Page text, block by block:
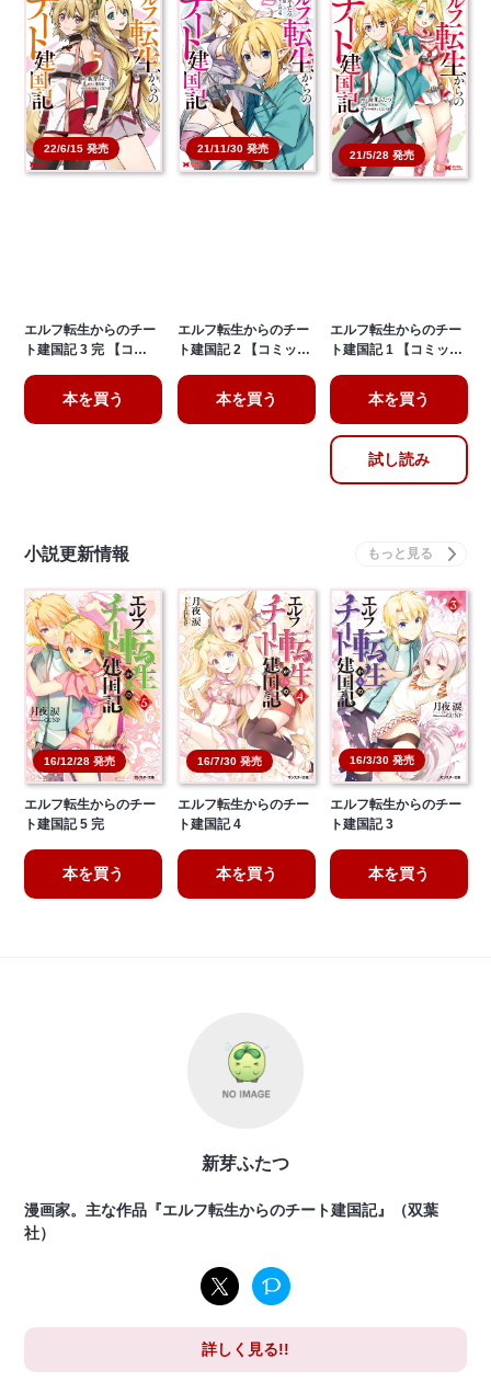
22/6/15 発売
エルフ転生からのチー
ト建国記 3 完 【コ…
本を買う
21/11/30 発売
エルフ転生からのチー
ト建国記 2 【コミッ…
本を買う
21/5/28 発売
エルフ転生からのチー
ト建国記 1 【コミッ…
本を買う
試し読み
小説更新情報
16/12/28 発売
エルフ転生からのチー
ト建国記 5 完
本を買う
16/7/30 発売
エルフ転生からのチー
ト建国記 4
本を買う
16/3/30 発売
エルフ転生からのチー
ト建国記 3
本を買う
新芽ふたつ
漫画家。主な作品『エルフ転生からのチート建国記』（双葉
社）
詳しく見る!!